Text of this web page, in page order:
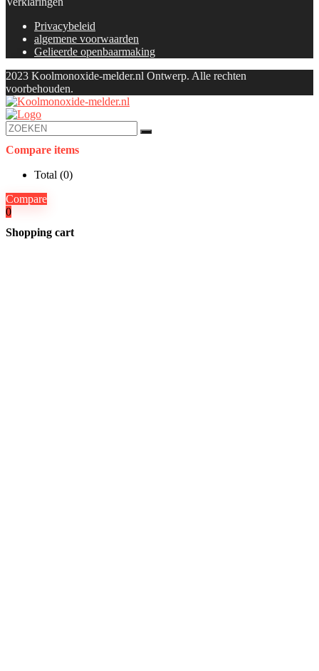
Privacybeleid
algemene voorwaarden
Gelieerde openbaarmaking
2023 Koolmonoxide-melder.nl Ontwerp. Alle rechten
voorbehouden.
Compare items
Total (0)
Compare
0
Shopping cart